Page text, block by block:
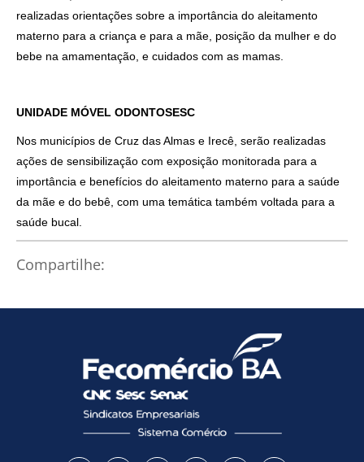
realizadas orientações sobre a importância do aleitamento
materno para a criança e para a mãe, posição da mulher e do
bebe na amamentação, e cuidados com as mamas.
UNIDADE MÓVEL ODONTOSESC
Nos municípios de Cruz das Almas e Irecê, serão realizadas
ações de sensibilização com exposição monitorada para a
importância e benefícios do aleitamento materno para a saúde
da mãe e do bebê, com uma temática também voltada para a
saúde bucal.
Compartilhe: